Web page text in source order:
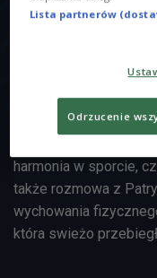
zapowiedź w
Domaradzką.
jodze, zdrowym
harmonia w sporcie,
także rozmowa z
wychowania
która swieżo
Lista partnerów
Odrzucenie